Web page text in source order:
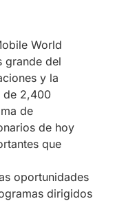
World
grande del
y la
de 2,400
de
de hoy
que
oportunidades
dirigidos